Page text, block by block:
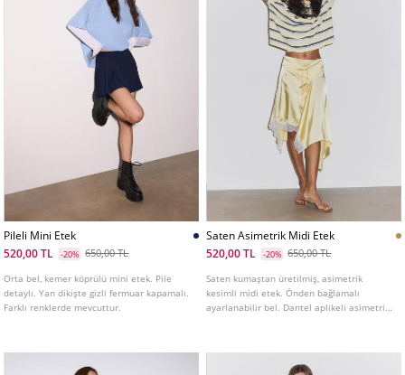
Pileli Mini Etek
520,00 TL
-20% 650,00 TL
Orta bel, kemer köprülü mini etek. Pile
detaylı. Yan dikişte gizli fermuar kapamalı.
Farklı renklerde mevcuttur.
Saten Asimetrik Midi Etek
520,00 TL
-20% 650,00 TL
Saten kumaştan üretilmiş, asimetrik
kesimli midi etek. Önden bağlamalı
ayarlanabilir bel. Dantel aplikeli asimetrik